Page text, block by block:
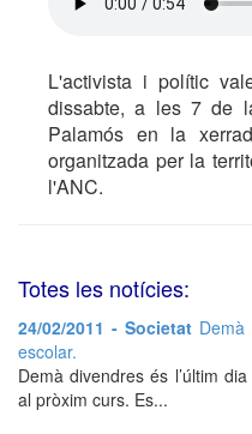
L'activista i polític
dissabte, a les 7 de
Palamós en la
organitzada per la
l'ANC.
Totes les notícies:
24/02/2011 - Societat
escolar.
Demà divendres és l’últim
al pròxim curs. Es...